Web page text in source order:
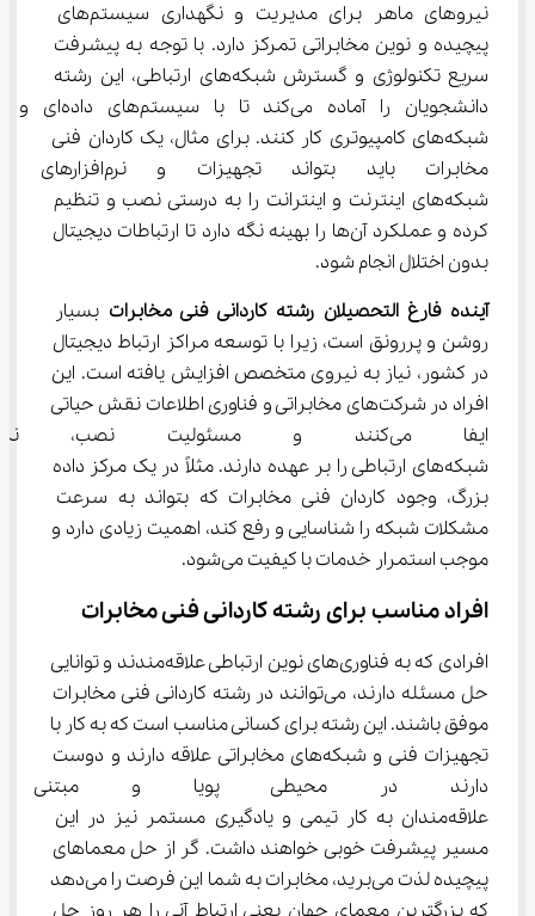
نیروهای ماهر برای مدیریت و نگهداری سیستم‌های
پیچیده و نوین مخابراتی تمرکز دارد. با توجه به پیشرفت
سریع تکنولوژی و گسترش شبکه‌های ارتباطی، این رشته
دانشجویان را آماده می‌کند تا با سیستم‌های داده‌ای و
شبکه‌های کامپیوتری کار کنند. برای مثال، یک کاردان فنی
مخابرات باید بتواند
شبکه‌های اینترنت و اینترانت را به درستی نصب و تنظیم
کرده و عملکرد آن‌ها را بهینه نگه دارد تا ارتباطات دیجیتال
بدون اختلال انجام شود.
آینده فارغ التحصیلان رشته کاردانی فنی مخابرات بسیار
روشن و پررونق است، زیرا با توسعه مراکز ارتباط دیجیتال
در کشور، نیاز به نیروی متخصص افزایش یافته است. این
افراد در شرکت‌های مخابراتی و فناوری اطلاعات نقش حیاتی
ایفا می‌کنند و مسئولیت
شبکه‌های ارتباطی را بر عهده دارند. مثلاً در یک مرکز داده
بزرگ، وجود کاردان فنی مخابرات که بتواند به سرعت
مشکلات شبکه را شناسایی و رفع کند، اهمیت زیادی دارد و
موجب استمرار خدمات با کیفیت می‌شود.
افراد مناسب برای رشته کاردانی فنی مخابرات
افرادی که به فناوری‌های نوین ارتباطی علاقه‌مندند و توانایی
حل مسئله دارند، می‌توانند در رشته کاردانی فنی مخابرات
موفق باشند. این رشته برای کسانی مناسب است که به کار با
تجهیزات فنی و شبکه‌های مخابراتی علاقه دارند و دوست
دارند در محیطی پویا و مبتنی
علاقه‌مندان به کار تیمی و یادگیری مستمر نیز در این
مسیر پیشرفت خوبی خواهند داشت. گر از حل معماهای
پیچیده لذت می‌برید، مخابرات به شما این فرصت را می‌دهد